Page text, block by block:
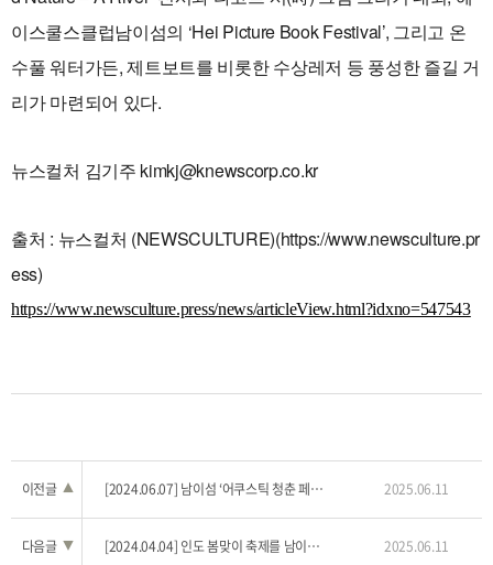
이스쿨스클럽남이섬의 ‘Hei Picture Book Festival’, 그리고 온
수풀 워터가든, 제트보트를 비롯한 수상레저 등 풍성한 즐길 거
리가 마련되어 있다.
뉴스컬처 김기주 kimkj@knewscorp.co.kr
출처 : 뉴스컬처 (NEWSCULTURE)(https://www.newsculture.pr
ess)
https://www.newsculture.press/news/articleView.html?idxno=547543
이전글 ▲ [2024.06.07] 남이섬 ‘어쿠스틱 청춘 페스티벌-가장 눈부신 날’ 개최 2025.06.11
다음글 ▼ [2024.04.04] 인도 봄맞이 축제를 남이섬에서 만나다 … ‘홀리 하이 on 남이섬’ 개최 2025.06.11